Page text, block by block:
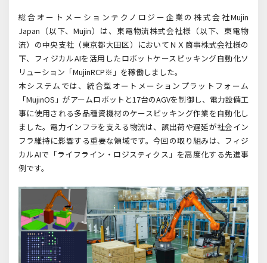
総合オートメーションテクノロジー企業の株式会社Mujin
Japan（以下、Mujin）は、東電物流株式会社様（以下、東電物
流）の中央支社（東京都大田区）においてＮＸ商事株式会社様の
下、フィジカルAIを活用したロボットケースピッキング自動化ソ
リューション「MujinRCP※」を稼働しました。
本システムでは、統合型オートメーションプラットフォーム
「MujinOS」がアームロボットと17台のAGVを制御し、電力設備工
事に使用される多品種資機材のケースピッキング作業を自動化し
ました。電力インフラを支える物流は、誤出荷や遅延が社会イン
フラ維持に影響する重要な領域です。今回の取り組みは、フィジ
カルAIで「ライフライン・ロジスティクス」を高度化する先進事
例です。